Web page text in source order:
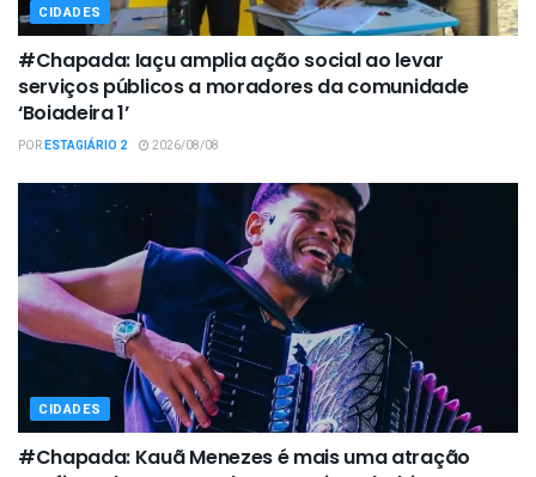
CIDADES
#Chapada: Iaçu amplia ação social ao levar
serviços públicos a moradores da comunidade
‘Boiadeira 1’
PORESTAGIÁRIO 2 2026/08/08
CIDADES
#Chapada: Kauã Menezes é mais uma atração